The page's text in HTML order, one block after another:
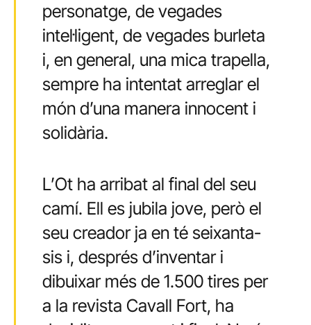
personatge, de vegades
intel·ligent, de vegades burleta
i, en general, una mica trapella,
sempre ha intentat arreglar el
món d’una manera innocent i
solidària.
L’Ot ha arribat al final del seu
camí. Ell es jubila jove, però el
seu creador ja en té seixanta-
sis i, després d’inventar i
dibuixar més de 1.500 tires per
a la revista Cavall Fort, ha